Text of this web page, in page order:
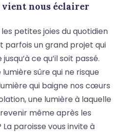
vient nous éclairer
petites joies du quotidien
parfois un grand projet qui
ce qu’il soit passé.
sûre qui ne risque
qui baigne nos cœurs
une lumière à laquelle
même après les
paroisse vous invite à